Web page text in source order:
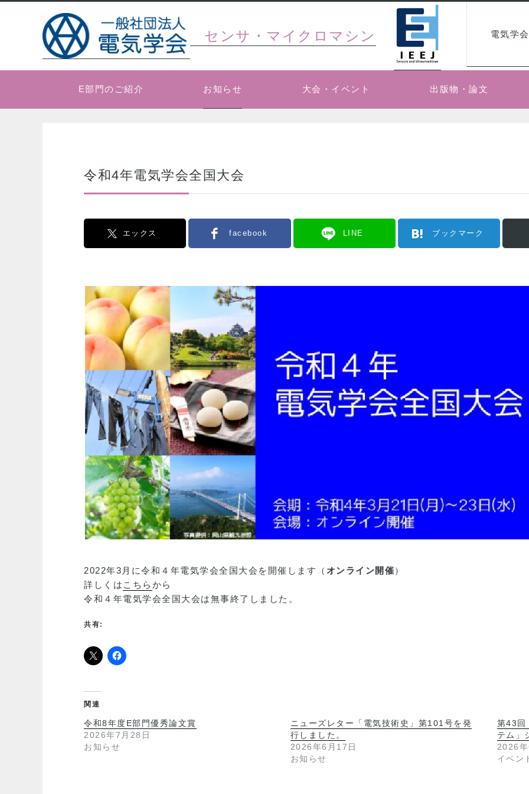
センサ・マイクロマシン 電気学
E部門のご紹介 お知らせ 大会・イベント 出版物・論文
令和4年電気学会全国大会
エックス facebook LINE ブックマーク
2022年3月に令和４年電気学会全国大会を開催します（ オンライン開催）
詳しくは こちら から
令和４年電気学会全国大会は無事終了しました。
共有:
関連
令和8年度E部門優秀論文賞
2026年7月28日
お知らせ
ニューズレター「電気技術史」第101号を発
行しました。
2026年6月17日
お知らせ
第43回
テム」
2026
イベン